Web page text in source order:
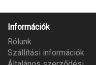
Információk
Rólunk
Szállítási információk